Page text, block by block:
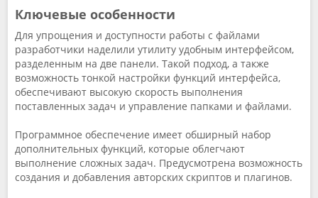
Ключевые особенности
Для упрощения и доступности работы с файлами
разработчики наделили утилиту удобным интерфейсом,
разделенным на две панели. Такой подход, а также
возможность тонкой настройки функций интерфейса,
обеспечивают высокую скорость выполнения
поставленных задач и управление папками и файлами.
Программное обеспечение имеет обширный набор
дополнительных функций, которые облегчают
выполнение сложных задач. Предусмотрена возможность
создания и добавления авторских скриптов и плагинов.